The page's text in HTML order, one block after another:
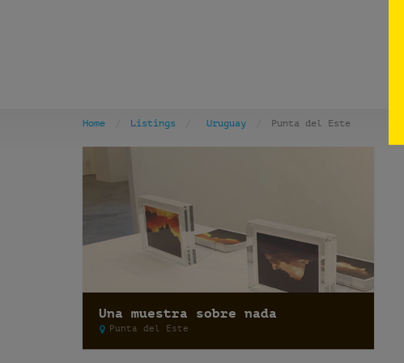
Home Listings Uruguay Punta del Este
Una muestra sobre nada
Punta del Este